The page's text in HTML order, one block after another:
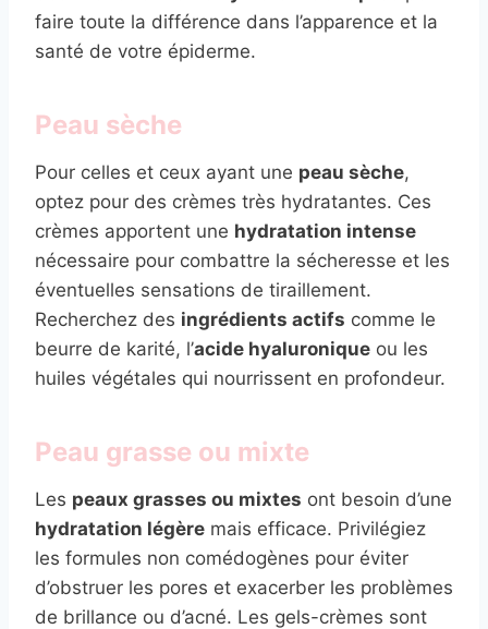
faire toute la différence dans l’apparence et la
santé de votre épiderme.
Peau sèche
Pour celles et ceux ayant une peau sèche,
optez pour des crèmes très hydratantes. Ces
crèmes apportent une hydratation intense
nécessaire pour combattre la sécheresse et les
éventuelles sensations de tiraillement.
Recherchez des ingrédients actifs comme le
beurre de karité, l’acide hyaluronique ou les
huiles végétales qui nourrissent en profondeur.
Peau grasse ou mixte
Les peaux grasses ou mixtes ont besoin d’une
hydratation légère mais efficace. Privilégiez
les formules non comédogènes pour éviter
d’obstruer les pores et exacerber les problèmes
de brillance ou d’acné. Les gels-crèmes sont